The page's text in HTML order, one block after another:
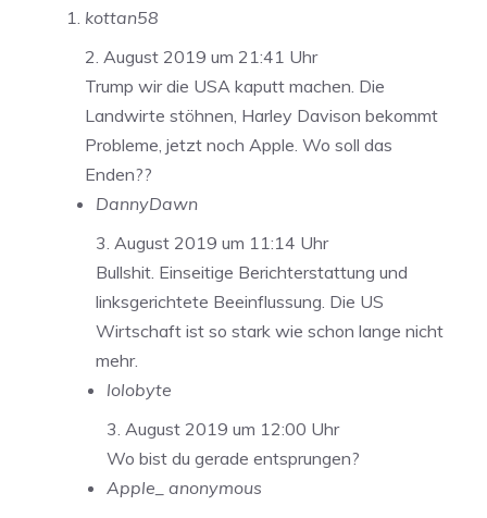
kottan58
2. August 2019 um 21:41 Uhr
Trump wir die USA kaputt machen. Die
Landwirte stöhnen, Harley Davison bekommt
Probleme, jetzt noch Apple. Wo soll das
Enden??
DannyDawn
3. August 2019 um 11:14 Uhr
Bullshit. Einseitige Berichterstattung und
linksgerichtete Beeinflussung. Die US
Wirtschaft ist so stark wie schon lange nicht
mehr.
lolobyte
3. August 2019 um 12:00 Uhr
Wo bist du gerade entsprungen?
Apple_ anonymous